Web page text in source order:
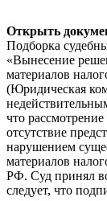
Открыть
Подборка
«Вынесение
материалов
(Юридическая
что
отсутствие
нарушением
материалов
РФ. Суд принял
следует, что